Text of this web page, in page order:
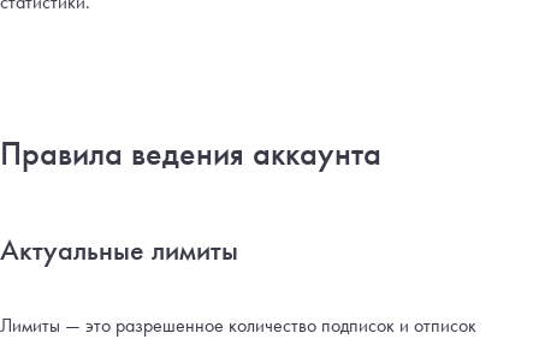
Правила ведения аккаунта
Актуальные лимиты
Лимиты — это разрешенное количество подписок и отписок